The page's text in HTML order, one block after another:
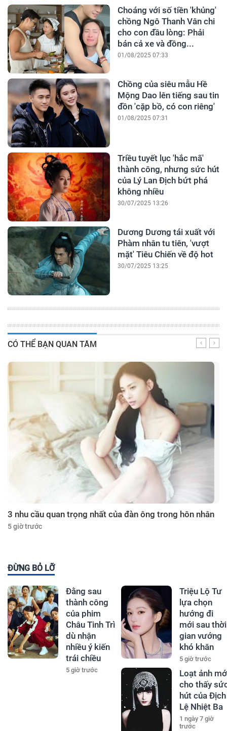
Choáng với số tiền 'khủng'
chồng Ngô Thanh Vân chi
cho con đầu lòng: Phải
bán cả xe và đồng...
01/08/2025 07:33
Chồng của siêu mẫu Hề
Mộng Dao lên tiếng sau tin
đồn 'cặp bồ, có con riêng'
01/08/2025 07:31
Triều tuyết lục 'hắc mã'
thành công, nhưng sức hút
của Lý Lan Địch bứt phá
không nhiều
30/07/2025 13:26
Dương Dương tái xuất với
Phàm nhân tu tiên, 'vượt
mặt' Tiêu Chiến về độ hot
30/07/2025 13:25
CÓ THỂ BẠN QUAN TÂM
3 nhu cầu quan trọng nhất của đàn ông trong hôn nhân
5 giờ trước
ĐỪNG BỎ LỠ
Đằng sau
thành công
của phim
Châu Tinh Trì
dù nhận
nhiều ý kiến
trái chiều
5 giờ trước
Triệu Lộ Tư
lựa chọn
hướng đi
mới sau thời
gian vướng
khó khăn
5 giờ trước
Loạt ảnh
cho thấy
hút của Địch
Lệ Nhiệt Ba
1 ngày 7 giờ
trước